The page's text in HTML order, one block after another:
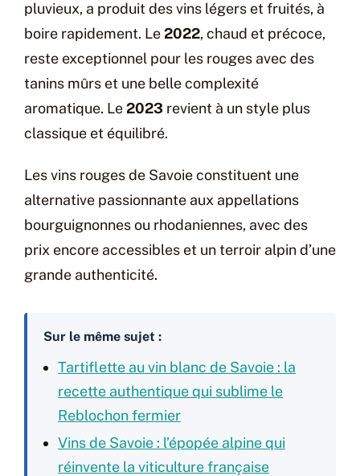
pluvieux, a produit des vins légers et fruités, à
boire rapidement. Le2022, chaud et précoce,
reste exceptionnel pour les rouges avec des
tanins mûrs et une belle complexité
aromatique. Le2023 revient à un style plus
classique et équilibré.
Les vins rouges de Savoie constituent une
alternative passionnante aux appellations
bourguignonnes ou rhodaniennes, avec des
prix encore accessibles et un terroir alpin d’une
grande authenticité.
Sur le même sujet :
Tartiflette au vin blanc de Savoie : la
recette authentique qui sublime le
Reblochon fermier
Vins de Savoie : l’épopée alpine qui
réinvente la viticulture française